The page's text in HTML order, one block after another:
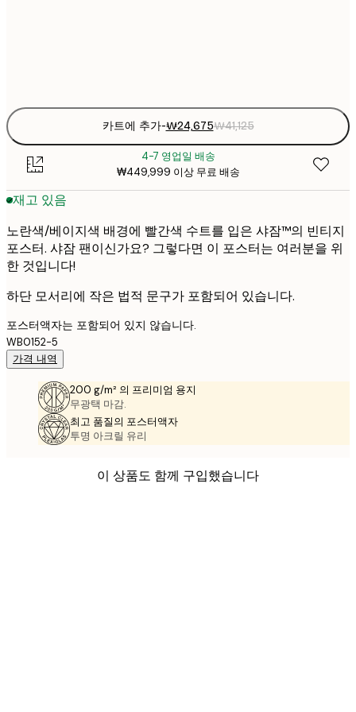
카트에 추가-₩24,675₩41,125
4-7 영업일 배송
₩449,999 이상 무료 배송
재고 있음
노란색/베이지색 배경에 빨간색 수트를 입은 샤잠™의 빈티지
포스터. 샤잠 팬이신가요? 그렇다면 이 포스터는 여러분을 위
한 것입니다!
하단 모서리에 작은 법적 문구가 포함되어 있습니다.
포스터액자는 포함되어 있지 않습니다.
WB0152-5
가격 내역
200 g/m² 의 프리미엄 용지
무광택 마감.
최고 품질의 포스터액자
투명 아크릴 유리
이 상품도 함께 구입했습니다